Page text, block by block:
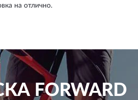
на отлично.
FORWARD